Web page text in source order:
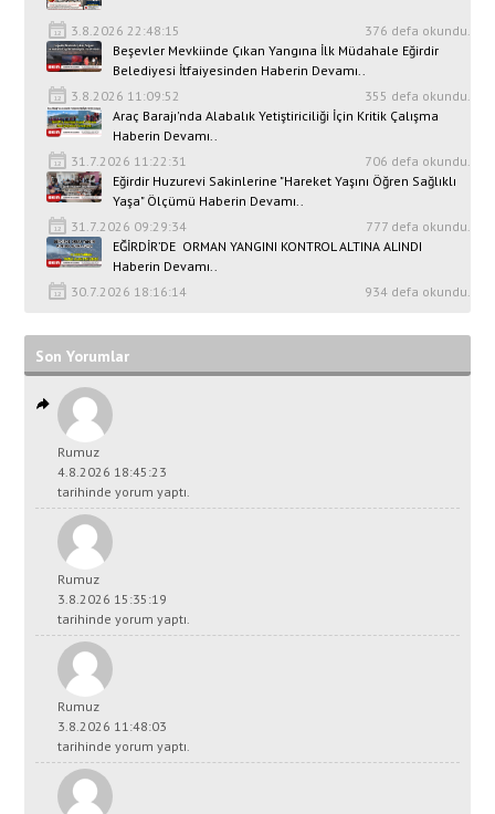
3.8.2026 22:48:15
376 defa okundu.
Beşevler Mevkiinde Çıkan Yangına İlk Müdahale Eğirdir
Belediyesi İtfaiyesinden Haberin Devamı..
3.8.2026 11:09:52
355 defa okundu.
Araç Barajı'nda Alabalık Yetiştiriciliği İçin Kritik Çalışma
Haberin Devamı..
31.7.2026 11:22:31
706 defa okundu.
Eğirdir Huzurevi Sakinlerine "Hareket Yaşını Öğren Sağlıklı
Yaşa" Ölçümü Haberin Devamı..
31.7.2026 09:29:34
777 defa okundu.
EĞİRDİR’DE ORMAN YANGINI KONTROL ALTINA ALINDI
Haberin Devamı..
30.7.2026 18:16:14
934 defa okundu.
Son Yorumlar
Rumuz
4.8.2026 18:45:23
tarihinde yorum yaptı.
Rumuz
3.8.2026 15:35:19
tarihinde yorum yaptı.
Rumuz
3.8.2026 11:48:03
tarihinde yorum yaptı.